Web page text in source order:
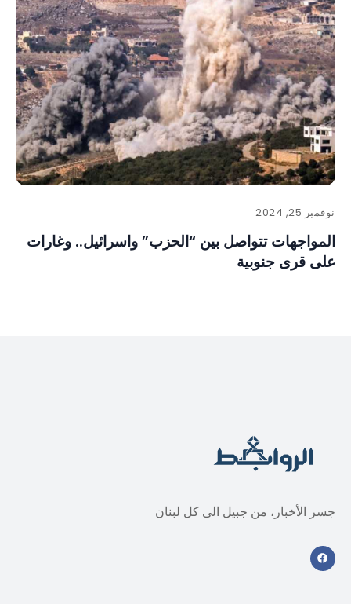
نوفمبر 25, 2024
المواجهات تتواصل بين “الحزب” واسرائيل.. وغارات
على قرى جنوبية
جسر الأخبار، من جبيل الى كل لبنان